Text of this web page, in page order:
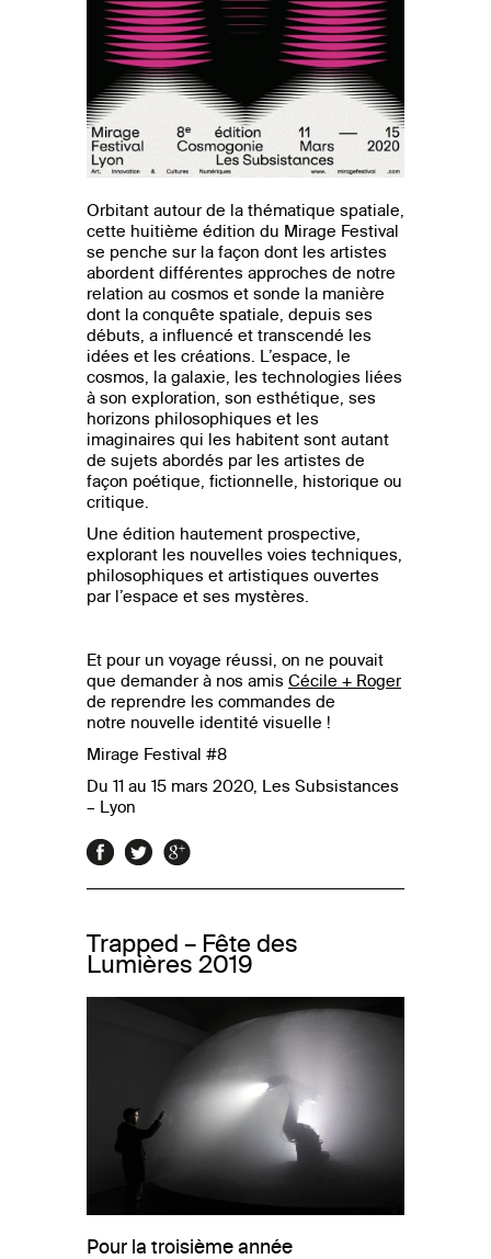
Orbitant autour de la thématique spatiale,
cette huitième édition du Mirage Festival
se penche sur la façon dont les artistes
abordent différentes approches de notre
relation au cosmos et sonde la manière
dont la conquête spatiale, depuis ses
débuts, a influencé et transcendé les
idées et les créations. L’espace, le
cosmos, la galaxie, les technologies liées
à son exploration, son esthétique, ses
horizons philosophiques et les
imaginaires qui les habitent sont autant
de sujets abordés par les artistes de
façon poétique, fictionnelle, historique ou
critique.
Une édition hautement prospective,
explorant les nouvelles voies techniques,
philosophiques et artistiques ouvertes
par l’espace et ses mystères.
Et pour un voyage réussi, on ne pouvait
que demander à nos amis Cécile + Roger
de reprendre les commandes de
notre nouvelle identité visuelle !
Mirage Festival #8
Du 11 au 15 mars 2020, Les Subsistances
– Lyon
Trapped – Fête des
Lumières 2019
Pour la troisième année